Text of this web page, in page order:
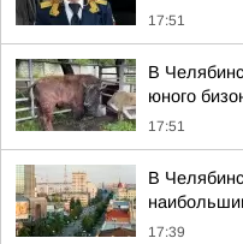
17:51
В
юного
17:51
В
17:39